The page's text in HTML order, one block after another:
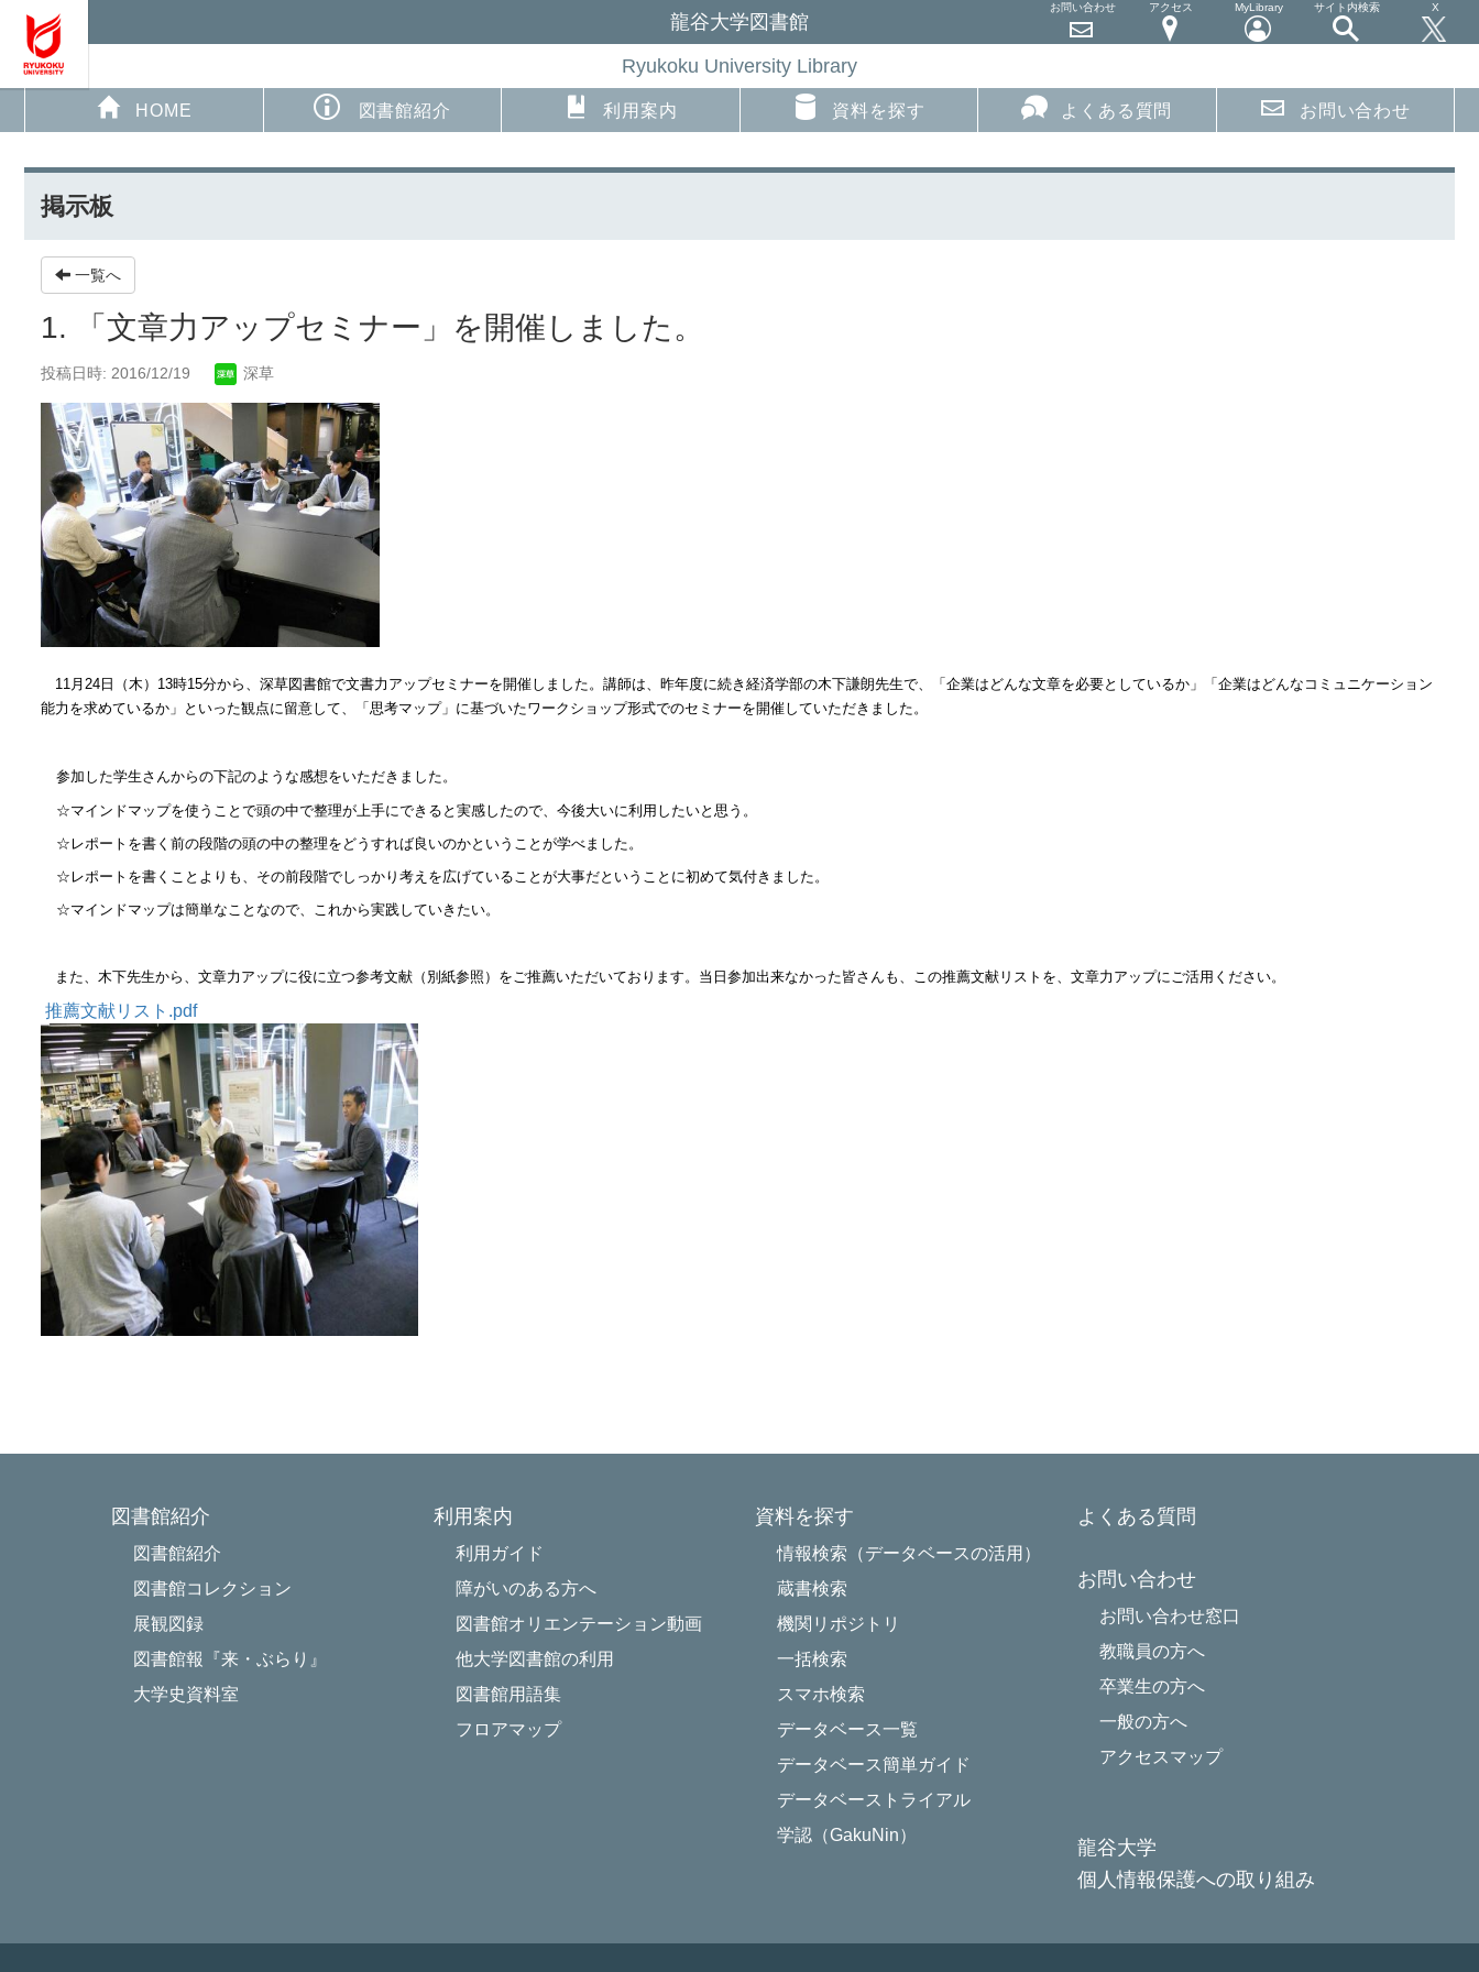
龍谷大学図書館
Ryukoku University Library
お問い合わせ アクセス MyLibrary サイト内検索 X
HOME 図書館紹介 利用案内 資料を探す よくある質問 お問い合わせ
掲示板
一覧へ
1. 「文章力アップセミナー」を開催しました。
投稿日時: 2016/12/19 深草
11月 24 日（木） 13時15分から、深草図書館で文書力アップセミナーを開催しました。講師は、昨年度に続き経済学部の木下謙朗先生で、「企業はどんな文章を必要としているか」「企業はどんなコミュニケーション
能力を求めているか」といった観点に留意して、「思考マップ」に基づいたワークショップ形式でのセミナーを開催していただきました。
参加した学生さんからの下記のような感想をいただきました。
☆マインドマップを使うことで頭の中で整理が上手にできると実感したので、今後大いに利用したいと思う。
☆レポートを書く前の段階の頭の中の整理をどうすれば良いのかということが学べました。
☆レポートを書くことよりも、その前段階でしっかり考えを広げていることが大事だということに初めて気付きました。
☆マインドマップは簡単なことなので、これから実践していきたい。
また、木下先生から、文章力アップに役に立つ参考文献（別紙参照）をご推薦いただいております。当日参加出来なかった皆さんも、この推薦文献リストを、文章力アップにご活用ください。
推薦文献リスト.pdf
図書館紹介
図書館紹介
図書館コレクション
展観図録
図書館報『来・ぶらり』
大学史資料室
利用案内
利用ガイド
障がいのある方へ
図書館オリエンテーション動画
他大学図書館の利用
図書館用語集
フロアマップ
資料を探す
情報検索（データベースの活用）
蔵書検索
機関リポジトリ
一括検索
スマホ検索
データベース一覧
データベース簡単ガイド
データベーストライアル
学認（GakuNin）
よくある質問
お問い合わせ
お問い合わせ窓口
教職員の方へ
卒業生の方へ
一般の方へ
アクセスマップ
龍谷大学
個人情報保護への取り組み
Powered by NetCommons